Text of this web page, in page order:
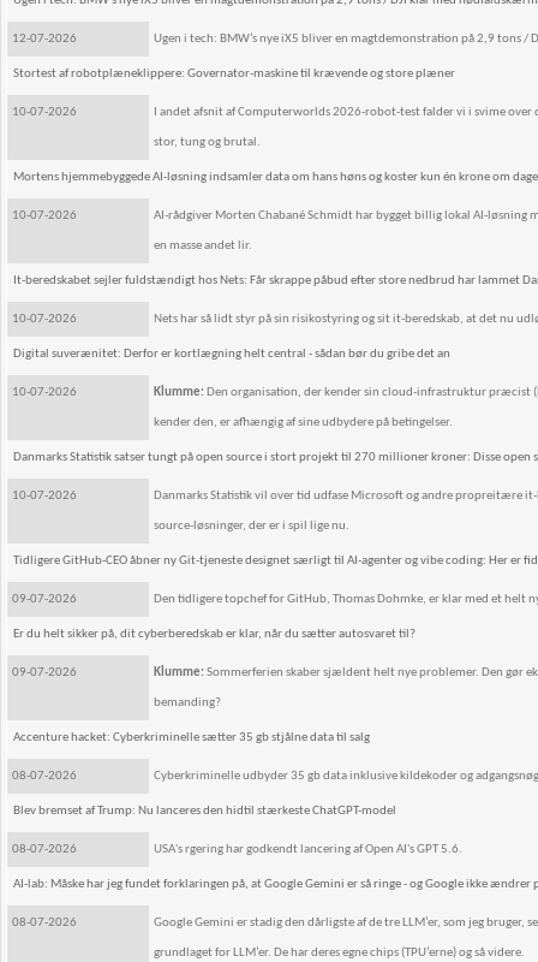
12-07-2026 Ugen i tech: BMW’s nye iX5 bliver en magtdemonstration på 2,9 tons
Stortest af robotplæneklippere: Governator-maskine til krævende og store plæner
10-07-2026 I andet afsnit af Computerworlds 2026-robot-test falder vi i svime
stor, tung og brutal.
Mortens hjemmebyggede AI-løsning indsamler data om hans høns og koster kun én krone om
10-07-2026 AI-rådgiver Morten Chabané Schmidt har bygget billig lokal AI-løsning
en masse andet lir.
It-beredskabet sejler fuldstændigt hos Nets: Får skrappe påbud efter store nedbrud har lammet
10-07-2026 Nets har så lidt styr på sin risikostyring og sit it-beredskab, at det nu
Digital suverænitet: Derfor er kortlægning helt central - sådan bør du gribe det an
10-07-2026 Klumme: Den organisation, der kender sin cloud-infrastruktur præcist
kender den, er afhængig af sine udbydere på betingelser.
Danmarks Statistik satser tungt på open source i stort projekt til 270 millioner kroner: Disse open
10-07-2026 Danmarks Statistik vil over tid udfase Microsoft og andre propreitære
source-løsninger, der er i spil lige nu.
Tidligere GitHub-CEO åbner ny Git-tjeneste designet særligt til AI-agenter og vibe coding: Her er
09-07-2026 Den tidligere topchef for GitHub, Thomas Dohmke, er klar med et
Er du helt sikker på, dit cyberberedskab er klar, når du sætter autosvaret til?
09-07-2026 Klumme:Sommerferien skaber sjældent helt nye problemer. Den gør
bemanding?
Accenture hacket: Cyberkriminelle sætter 35 gb stjålne data til salg
08-07-2026 Cyberkriminelle udbyder 35 gb data inklusive kildekoder og
Blev bremset af Trump: Nu lanceres den hidtil stærkeste ChatGPT-model
08-07-2026 USA's rgering har godkendt lancering af Open AI's GPT 5.6.
AI-lab: Måske har jeg fundet forklaringen på, at Google Gemini er så ringe - og Google ikke ændrer
08-07-2026 Google Gemini er stadig den dårligste af de tre LLM’er, som jeg
grundlaget for LLM’er. De har deres egne chips (TPU’erne) og så videre.